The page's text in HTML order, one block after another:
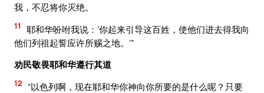
我，不忍将你灭绝。
11
耶和华吩咐我说：‘你起来引导这百姓，使他们进去得我向
他们列祖起誓应许所赐之地。’”
劝民敬畏耶和华遵行其道
12
“以色列啊，现在耶和华你神向你所要的是什么呢？只要